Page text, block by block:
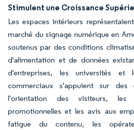
Stimulent une Croissance
Les espaces intérieurs
marché du signage numérique en
soutenus par des conditions
d'alimentation et de données
d'entreprises, les universités et
commerciaux s'appuient sur des
l'orientation des visiteurs, les
promotionnelles et les avis aux
fatigue du contenu, les